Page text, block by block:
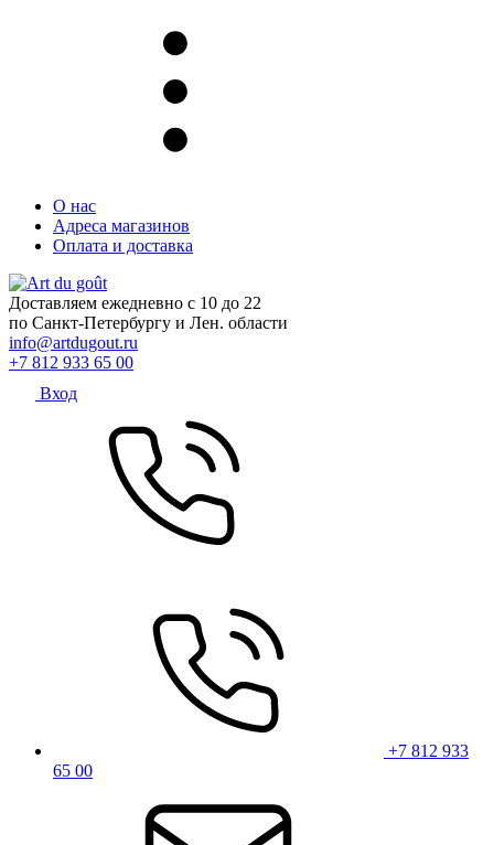
О нас
Адреса магазинов
Оплата и доставка
Доставляем ежедневно с 10 до 22
по Санкт-Петербургу и Лен. области
info@artdugout.ru
+7 812 933 65 00
Вход
+7 812 933
65 00